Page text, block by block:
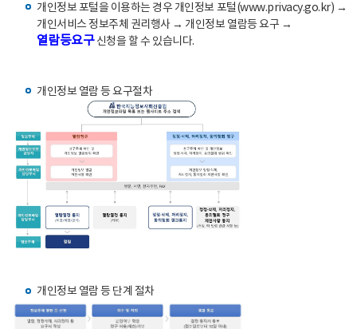
개인정보 포털을 이용하는 경우 개인정보 포털(www.privacy.go.kr) →
개인서비스 정보주체 권리행사 → 개인정보 열람등 요구 →
열람등요구신청을 할 수 있습니다.
개인정보 열람 등 요구절차
개인정보 열람 등 단계 절차